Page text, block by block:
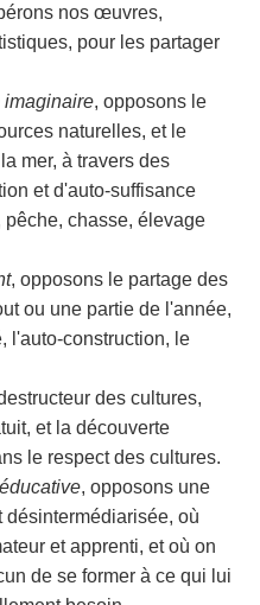
nos œuvres,
pour les partager
imaginaire, opposons le
naturelles, et le
mer, à travers des
et d'auto-suffisance
chasse, élevage
, opposons le partage des
ou une partie de l'année,
l'auto-construction, le
des cultures,
et la découverte
le respect des cultures.
, opposons une
où
et apprenti, et où on
de se former à ce qui lui